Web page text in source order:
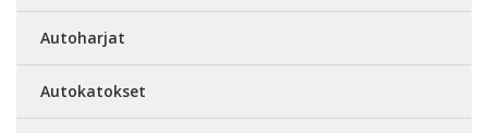
Autoharjat
Autokatokset